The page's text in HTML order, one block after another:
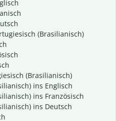
(Brasilianisch)
(Brasilianisch)
ins Englisch
ins Französisch
ins Deutsch